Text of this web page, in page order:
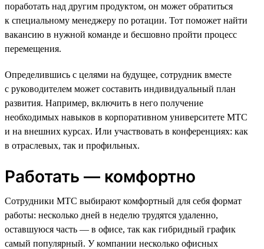
поработать над другим продуктом, он может обратиться
к специальному менеджеру по ротации. Тот поможет найти
вакансию в нужной команде и бесшовно пройти процесс
перемещения.
Определившись с целями на будущее, сотрудник вместе
с руководителем может составить индивидуальный план
развития. Например, включить в него получение
необходимых навыков в корпоративном университете МТС
и на внешних курсах. Или участвовать в конференциях: как
в отраслевых, так и профильных.
Работать — комфортно
Сотрудники МТС выбирают комфортный для себя формат
работы: несколько дней в неделю трудятся удаленно,
оставшуюся часть — в офисе, так как гибридный график
самый популярный. У компании несколько офисных